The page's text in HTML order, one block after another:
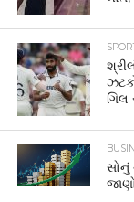
ગિલ
સોનું